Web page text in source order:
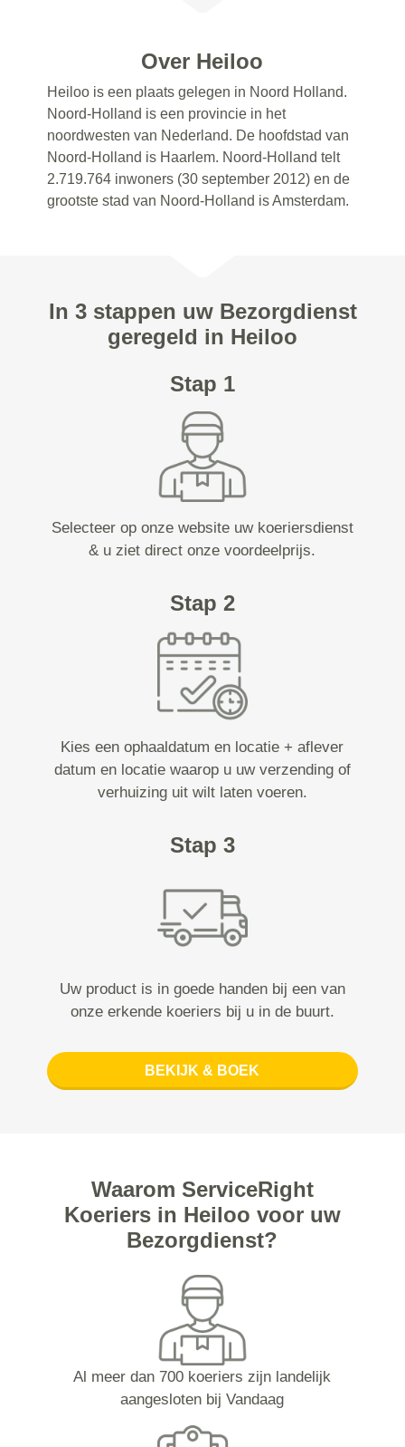
Over Heiloo
Heiloo is een plaats gelegen in Noord Holland.
Noord-Holland is een provincie in het
noordwesten van Nederland. De hoofdstad van
Noord-Holland is Haarlem. Noord-Holland telt
2.719.764 inwoners (30 september 2012) en de
grootste stad van Noord-Holland is Amsterdam.
In 3 stappen uw Bezorgdienst
geregeld in Heiloo
Stap 1
Selecteer op onze website uw koeriersdienst
& u ziet direct onze voordeelprijs.
Stap 2
Kies een ophaaldatum en locatie + aflever
datum en locatie waarop u uw verzending of
verhuizing uit wilt laten voeren.
Stap 3
Uw product is in goede handen bij een van
onze erkende koeriers bij u in de buurt.
BEKIJK & BOEK
Waarom ServiceRight
Koeriers in Heiloo voor uw
Bezorgdienst?
Al meer dan 700 koeriers zijn landelijk
aangesloten bij Vandaag